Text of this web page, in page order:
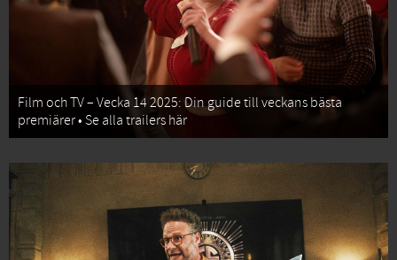
Film och TV – Vecka 14 2025: Din guide till veckans bästa
premiärer • Se alla trailers här